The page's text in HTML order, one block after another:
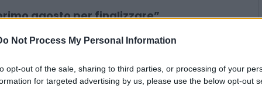
Not Process My Personal Information
opt-out of the sale, sharing to third parties, or processing of your
for targeted advertising by us, please use the below opt-out
già stretto accordi
agosto per finalizzare”
i negoziati sono in corso”